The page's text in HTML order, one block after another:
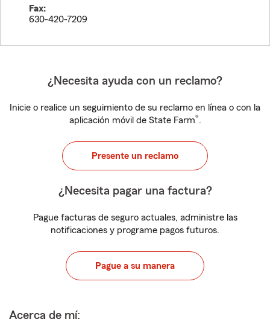
Fax:
630-420-7209
¿Necesita ayuda con un reclamo?
Inicie o realice un seguimiento de su reclamo en línea o con la
aplicación móvil de State Farm®.
Presente un reclamo
¿Necesita pagar una factura?
Pague facturas de seguro actuales, administre las
notificaciones y programe pagos futuros.
Pague a su manera
Acerca de mí: